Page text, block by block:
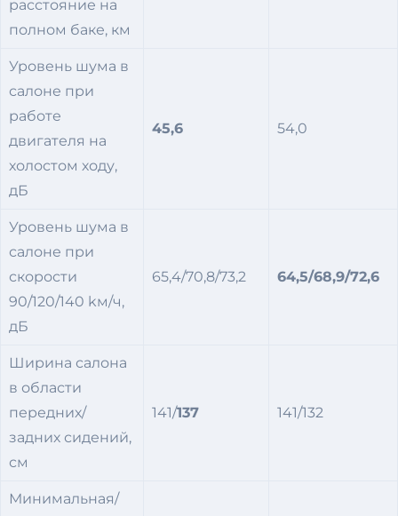
расстояние на
полном баке, км
Уровень шума в
салоне при
работе
двигателя на
холостом ходу,
дБ
45,6 54,0
Уровень шума в
салоне при
скорости
90/120/140 kм/ч,
дБ
65,4/70,8/73,2 64,5/68,9/72,6
Ширина салона
в области
передних/
задних сидений,
см
141/137 141/132
Минимальная/